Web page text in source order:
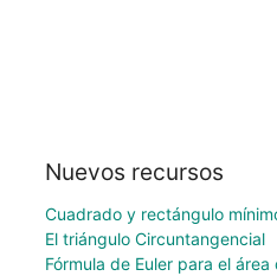
Nuevos recursos
Cuadrado y rectángulo
El triángulo Circuntangencial
Fórmula de Euler para el